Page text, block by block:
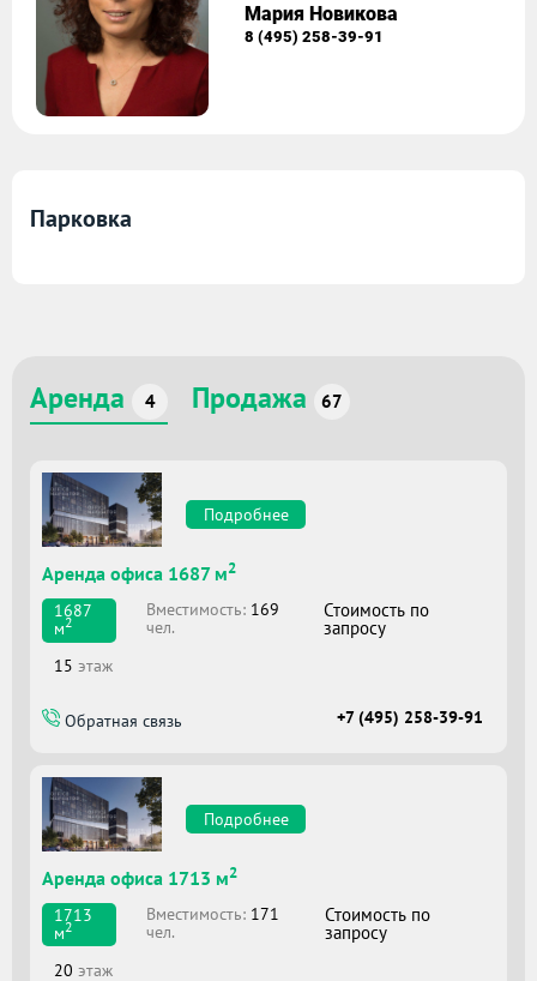
Мария Новикова
8 (495) 258-39-91
Парковка
Аренда 4 Продажа 67
Подробнее
Аренда офиса 1687 м2
1687
м2
Вместимоcть: 169
чел.
Стоимость по
запросу
15 этаж
Обратная связь +7 (495) 258-39-91
Подробнее
Аренда офиса 1713 м2
1713
м2
Вместимоcть: 171
чел.
Стоимость по
запросу
20 этаж